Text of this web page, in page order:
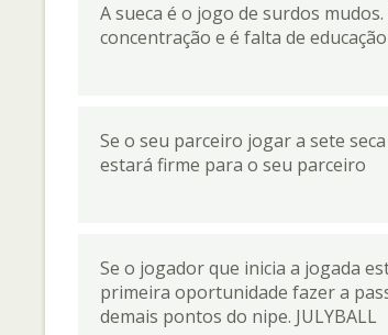
A sueca é o jogo de surdos
concentração e é falta de
Se o seu parceiro jogar a sete
estará firme para o seu parceiro
Se o jogador que inicia a jogada
primeira oportunidade fazer a
demais pontos do nipe. JULYBALL